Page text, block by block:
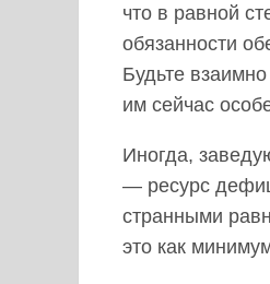
что в равной
обязанности
Будьте
им сейчас
Иногда,
— ресурс
странными
это как